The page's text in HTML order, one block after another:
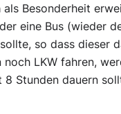
Besonderheit
eine Bus (wieder
so dass dieser
LKW fahren,
Stunden dauern